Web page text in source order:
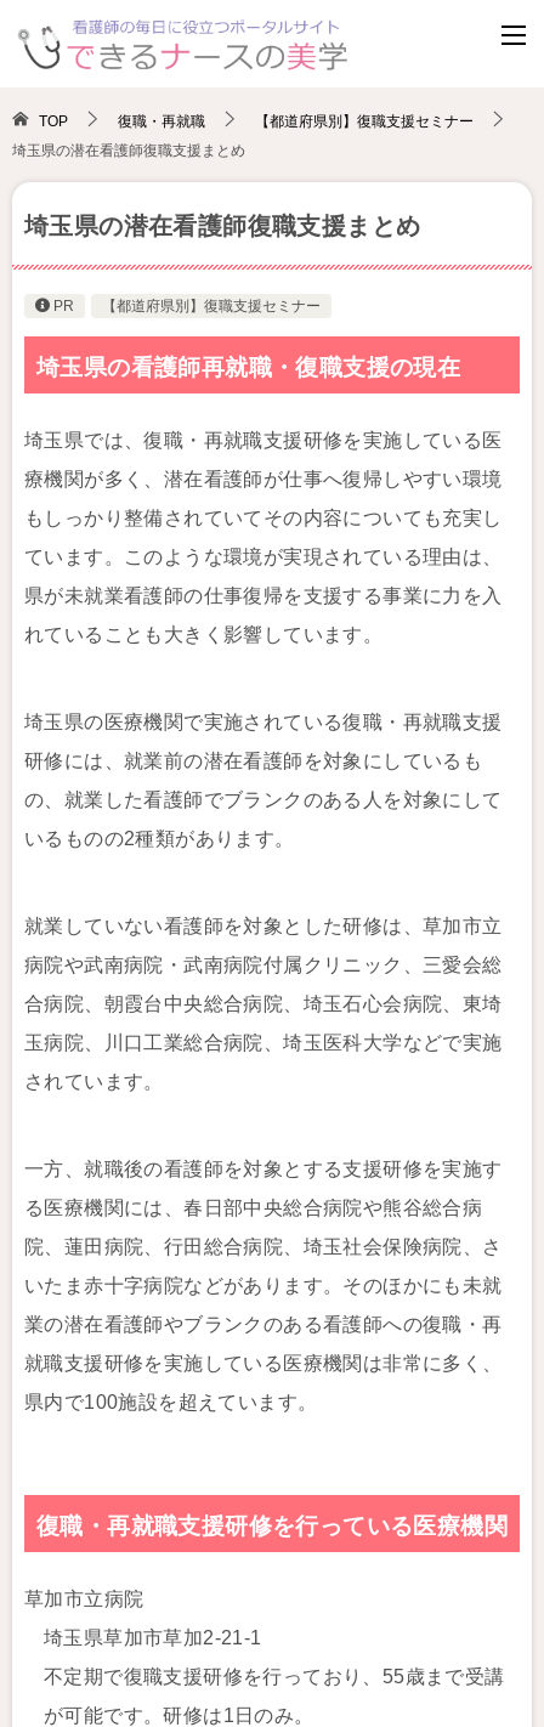
TOP 復職・再就職
【都道府県別】復職支援セミナー
埼玉県の潜在看護師復職支援まとめ
埼玉県の潜在看護師復職支援まとめ
PR 【都道府県別】復職支援セミナー
埼玉県の看護師再就職・復職支援の現在
埼玉県では、復職・再就職支援研修を実施している医
療機関が多く、潜在看護師が仕事へ復帰しやすい環境
もしっかり整備されていてその内容についても充実し
ています。このような環境が実現されている理由は、
県が未就業看護師の仕事復帰を支援する事業に力を入
れていることも大きく影響しています。
埼玉県の医療機関で実施されている復職・再就職支援
研修には、就業前の潜在看護師を対象にしているも
の、就業した看護師でブランクのある人を対象にして
いるものの2種類があります。
就業していない看護師を対象とした研修は、草加市立
病院や武南病院・武南病院付属クリニック、三愛会総
合病院、朝霞台中央総合病院、埼玉石心会病院、東埼
玉病院、川口工業総合病院、埼玉医科大学などで実施
されています。
一方、就職後の看護師を対象とする支援研修を実施す
る医療機関には、春日部中央総合病院や熊谷総合病
院、蓮田病院、行田総合病院、埼玉社会保険病院、さ
いたま赤十字病院などがあります。そのほかにも未就
業の潜在看護師やブランクのある看護師への復職・再
就職支援研修を実施している医療機関は非常に多く、
県内で100施設を超えています。
復職・再就職支援研修を行っている医療機関
草加市立病院
埼玉県草加市草加2-21-1
不定期で復職支援研修を行っており、55歳まで受講
が可能です。研修は1日のみ。